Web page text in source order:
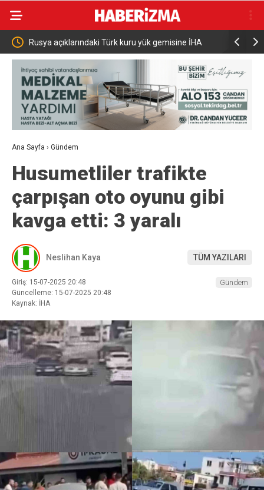
Ortak Rusya açıklarındaki Türk kuru yük gemisine İHA
saldırısı
Çiftçilere
Ödemesi
Ana Sayfa › Gündem
Husumetliler trafikte
çarpışan oto oyunu gibi
kavga etti: 3 yaralı
Neslihan Kaya TÜM YAZILARI
Giriş: 15-07-2025 20:48
Güncelleme: 15-07-2025 20:48
Kaynak: İHA
Gündem